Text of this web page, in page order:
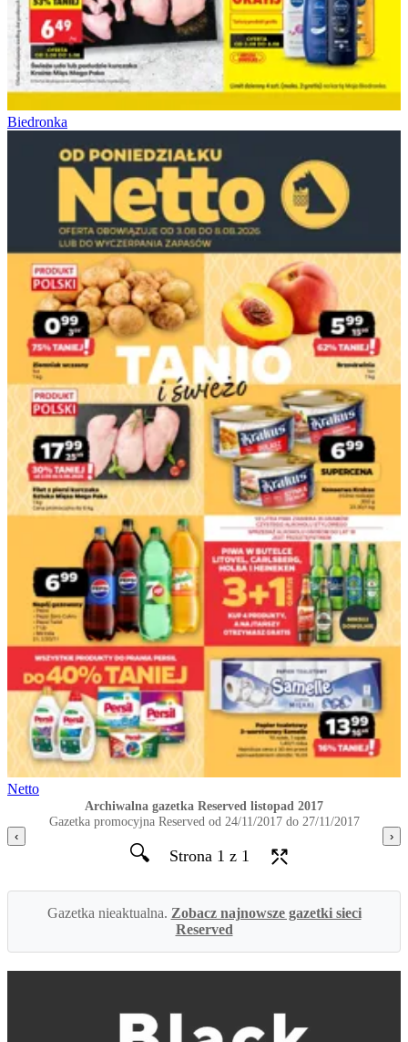
Biedronka
Netto
‹
Archiwalna gazetka Reserved listopad 2017
Gazetka promocyjna Reserved od 24/11/2017 do 27/11/2017
🔍 Strona 1 z 1
›
Gazetka nieaktualna. Zobacz najnowsze gazetki sieci
Reserved